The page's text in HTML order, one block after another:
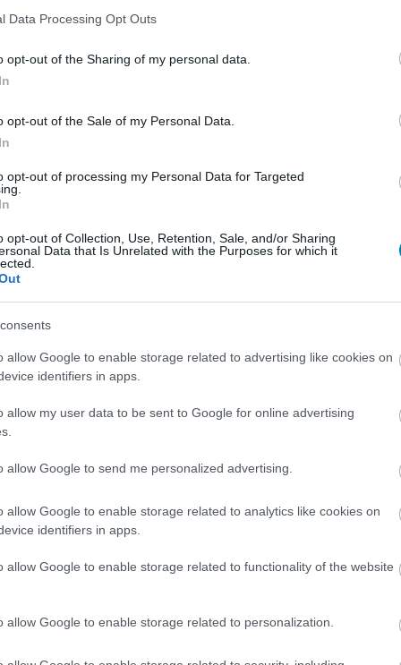
Data Processing Opt Outs
opt-out of the Sharing of my personal data.
opt-out of the Sale of my Personal Data.
opt-out of processing my Personal Data for Targeted
opt-out of Collection, Use, Retention, Sale, and/or Sharing
Data that Is Unrelated with the Purposes for which it
allow Google to enable storage related to advertising like cookies on
identifiers in apps.
allow my user data to be sent to Google for online advertising
allow Google to send me personalized advertising.
allow Google to enable storage related to analytics like cookies on
identifiers in apps.
allow Google to enable storage related to functionality of the website
allow Google to enable storage related to personalization.
Nathan Drake Collection - ekkora
a játék
adat, ennyi szabad helyet fog igényelni Nathan
PlayStation 4-es gyűjteménye.
Knight - itt az aranyöves
Enix egy exkluzív Batman figurával kedveskedik
az is kiderül, hogy mekkora helyen
az Arkham Knight.
Hunt - ez a játék is szép nagy
majd
lettünk gazdagabbak a Witcher 3-mal
terpeszkedik majd a GTA V?
Auto széria negyedik képviselője sem érte be
de állítólag a Rockstar csúcsot
a méretezés terén is.